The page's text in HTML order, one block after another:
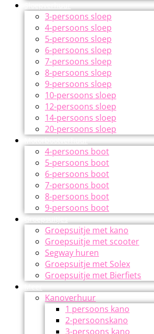
Sloepverhuur
3-persoons sloep
4-persoons sloep
5-persoons sloep
6-persoons sloep
7-persoons sloep
8-persoons sloep
9-persoons sloep
10-persoons sloep
12-persoons sloep
14-persoons sloep
20-persoons sloep
Motorbootverhuur
4-persoons boot
5-persoons boot
6-persoons boot
7-persoons boot
8-persoons boot
9-persoons boot
Groepsuitjes
Groepsuitje met kano
Groepsuitje met scooter
Segway huren
Groepsuitje met Solex
Groepsuitje met Bierfiets
Meer
Kanoverhuur
1 persoons kano
2-persoonskano
3-persoons kano